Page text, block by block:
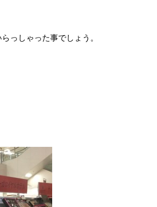
っしゃった事でしょう。